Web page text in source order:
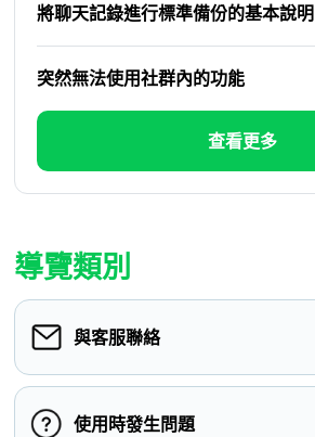
將聊天記錄進行標準備份的基本說明
突然無法使用社群內的功能
查看更多
導覽類別
與客服聯絡
使用時發生問題